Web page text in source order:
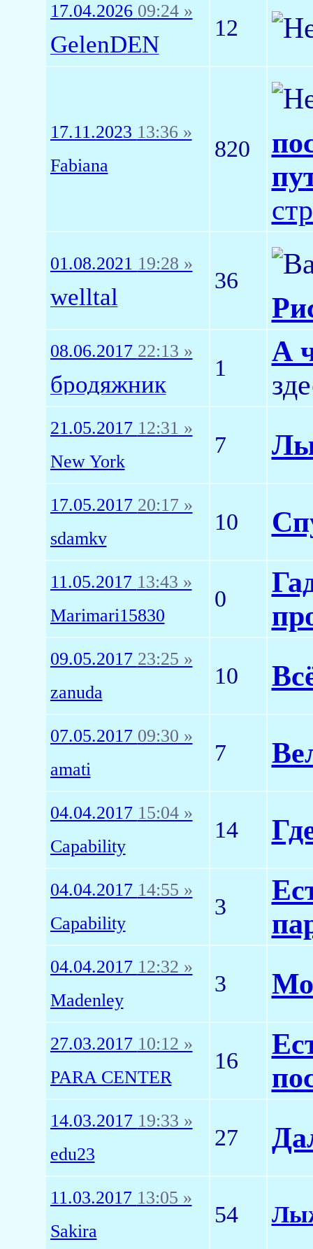
17.04.2026 09:24 »
GelenDEN
12
17.11.2023 13:36 »
Fabiana
820
01.08.2021 19:28 »
welltal
36
08.06.2017 22:13 »
бродяжник
1
А
21.05.2017 12:31 »
New York
7
17.05.2017 20:17 »
sdamkv
10
11.05.2017 13:43 »
Marimari15830
0
09.05.2017 23:25 »
zanuda
10
07.05.2017 09:30 »
amati
7
04.04.2017 15:04 »
Capability
14
04.04.2017 14:55 »
Capability
3
04.04.2017 12:32 »
Madenley
3
27.03.2017 10:12 »
PARA CENTER
16
14.03.2017 19:33 »
edu23
27
11.03.2017 13:05 »
Sakira
54